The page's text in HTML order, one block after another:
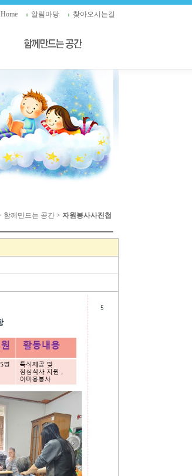
Home 알림마당 찾아오시는길
함께만드는 공간 > 자원봉사사진첩